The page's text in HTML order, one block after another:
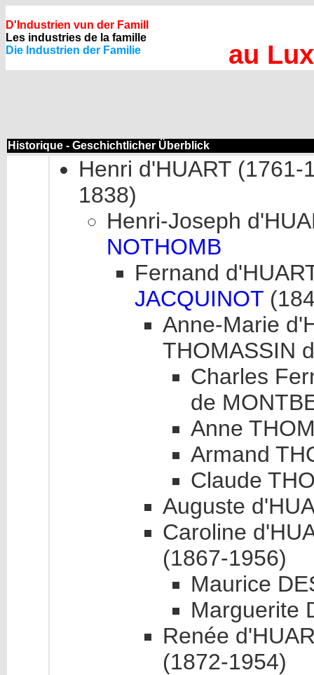
D'Industrien vun der Famill
Les industries de la famille
Die Industrien der Familie
au
Historique - Geschichtlicher Überblick
Henri d'HUART
1838)
Henri-Joseph
NOTHOMB
Fernand
JACQUINOT
Anne-Marie
THOMASSIN
Charles
de
Anne
Armand
Claude
Auguste
Caroline
(1867-1956)
Maurice
Marguerite
Renée
(1872-1954)